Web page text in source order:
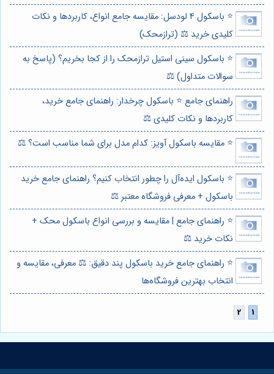
⭐️ باسکول 4 لودسل: مقایسه جامع انواع، کاربردها و نکات
کلیدی خرید ⚖️ (ترازمحک)
⭐️ باسکول سینی استیل ترازمحک را از کجا بخریم؟ (پاسخ به
سوالات متداول) ⚖️
راهنمای جامع ⭐️ باسکول چرخدار: راهنمای جامع خرید،
کاربردها و نکات کلیدی ⚖️
⭐️ مقایسه باسکول آویز: کدام مدل برای شما مناسب است؟ ⚖️
⭐️ باسکول ایده‌آل را چطور انتخاب کنیم؟ راهنمای جامع خرید
باسکول + معرفی فروشگاه معتبر ⚖️
⭐️ راهنمای جامع | مقایسه و بررسی انواع باسکول محک +
نکات خرید ⚖️
⭐️ راهنمای جامع خرید باسکول پند دقیق: ⚖️ معرفی، مقایسه و
انتخاب بهترین فروشگاه‌ها